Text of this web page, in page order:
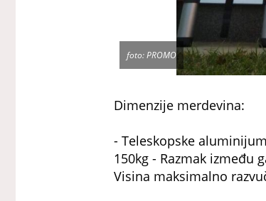
foto: PROMO
Dimenzije merdevina:
- Teleskopske
150kg - Razmak između
Visina maksimalno